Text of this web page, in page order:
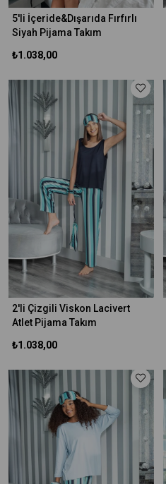
5'li İçeride&Dışarıda Fırfırlı
Siyah Pijama Takım
₺1.038,00
2'li Çizgili Viskon Lacivert
Atlet Pijama Takım
₺1.038,00